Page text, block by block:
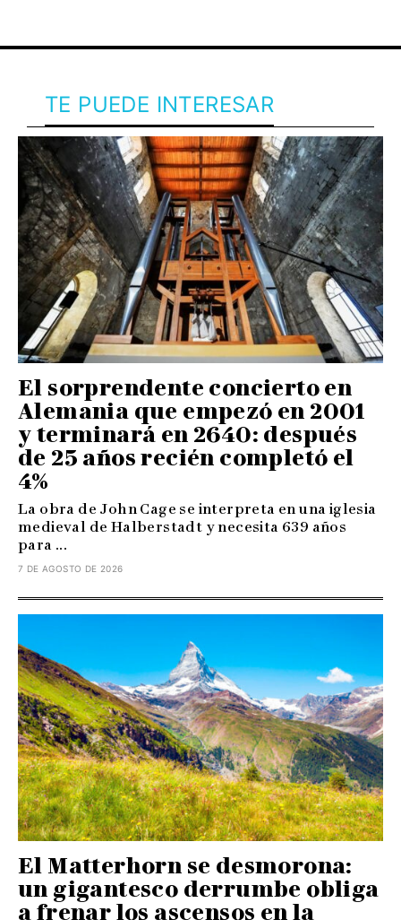
TE PUEDE INTERESAR
El sorprendente concierto en
Alemania que empezó en 2001
y terminará en 2640: después
de 25 años recién completó el
4%
La obra de John Cage se interpreta en una iglesia
medieval de Halberstadt y necesita 639 años
para ...
7 DE AGOSTO DE 2026
El Matterhorn se desmorona:
un gigantesco derrumbe obliga
a frenar los ascensos en la